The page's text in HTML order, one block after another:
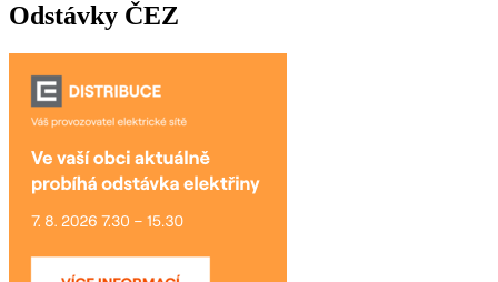
Odstávky ČEZ